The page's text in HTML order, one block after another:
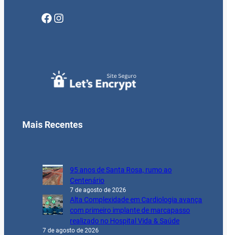
Facebook Instagram
Mais Recentes
95 anos de Santa Rosa, rumo ao
Centenário
7 de agosto de 2026
Alta Complexidade em Cardiologia avança
com primeiro implante de marcapasso
realizado no Hospital Vida & Saúde
7 de agosto de 2026